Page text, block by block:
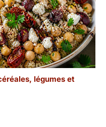
légumes et